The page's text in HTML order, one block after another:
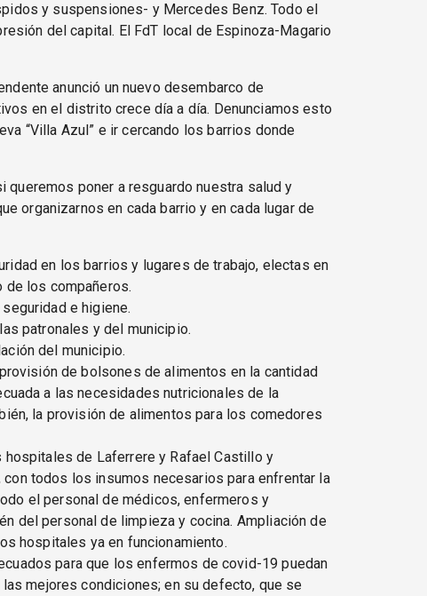
y suspensiones- y Mercedes Benz. Todo el
del capital. El FdT local de Espinoza-Magario
anunció un nuevo desembarco de
en el distrito crece día a día. Denunciamos esto
“Villa Azul” e ir cercando los barrios donde
queremos poner a resguardo nuestra salud y
organizarnos en cada barrio y en cada lugar de
en los barrios y lugares de trabajo, electas en
los compañeros.
e higiene.
patronales y del municipio.
del municipio.
de bolsones de alimentos en la cantidad
a las necesidades nutricionales de la
la provisión de alimentos para los comedores
hospitales de Laferrere y Rafael Castillo y
todos los insumos necesarios para enfrentar la
el personal de médicos, enfermeros y
del personal de limpieza y cocina. Ampliación de
hospitales ya en funcionamiento.
para que los enfermos de covid-19 puedan
las mejores condiciones; en su defecto, que se